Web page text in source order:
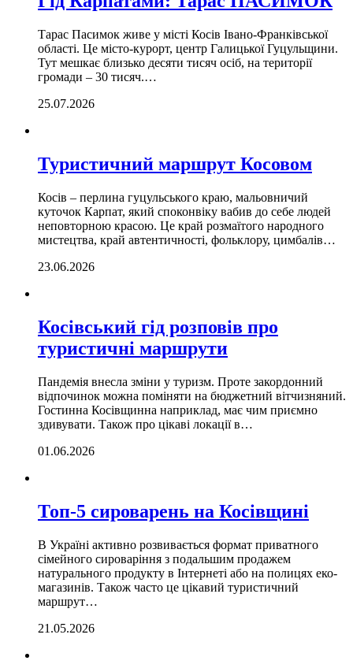
Тарас Пасимок живе у місті Косів Івано-Франківської
області. Це місто-курорт, центр Галицької Гуцульщини.
Тут мешкає близько десяти тисяч осіб, на території
громади – 30 тисяч.…
25.07.2026
Туристичний маршрут Косовом
Косів – перлина гуцульського краю, мальовничий
куточок Карпат, який споконвіку вабив до себе людей
неповторною красою. Це край розмаїтого народного
мистецтва, край автентичності, фольклору, цимбалів…
23.06.2026
Косівський гід розповів про
туристичні маршрути
Пандемія внесла зміни у туризм. Проте закордонний
відпочинок можна поміняти на бюджетний вітчизняний.
Гостинна Косівщинна наприклад, має чим приємно
здивувати. Також про цікаві локації в…
01.06.2026
Топ-5 сироварень на Косівщині
В Україні активно розвивається формат приватного
сімейного сироваріння з подальшим продажем
натурального продукту в Інтернеті або на полицях еко-
магазинів. Також часто це цікавий туристичний
маршрут…
21.05.2026